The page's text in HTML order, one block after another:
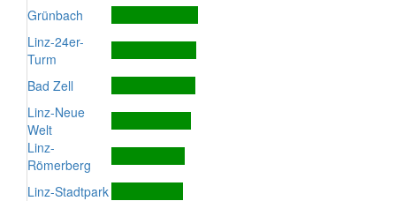
Grünbach
Linz-24er-
Turm
Bad Zell
Linz-Neue
Welt
Linz-
Römerberg
Linz-Stadtpark